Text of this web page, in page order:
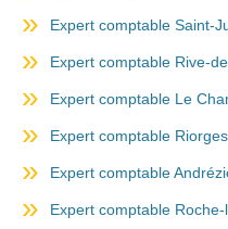
Expert comptable Saint-
Expert comptable Rive-
Expert comptable Le
Expert comptable Riorges
Expert comptable
Expert comptable